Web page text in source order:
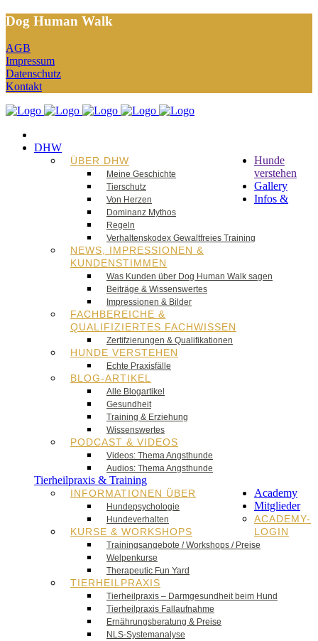
Dog Human Walk
AGB
Impressum
Datenschutz
Kontakt
DHW
ÜBER DHW
Meine Geschichte
Tierschutz
Von Herzen
Dominanz Mythos
Regeln
Verhaltenskodex Gewaltfreies Training
NEWS, IMPRESSIONEN &
KUNDENSTIMMEN
Was Kunden über Dog Human Walk sagen
Beiträge & Wissenswertes
Impressionen & Bilder
FACHBEREICHE &
QUALIFIZIERTES FACHWISSEN
Zertifzierungen & Qualifikationen
Hunde
verstehen
HUNDE VERSTEHEN
Echte Praxisfälle
BLOG-ARTIKEL
Alle Blogartikel
Gesundheit
Training & Erziehung
Wissenswertes
PODCAST & VIDEOS
Videos: Thema Angsthunde
Audios: Thema Angsthunde
Gallery
Infos &
Tierheilpraxis & Training
INFORMATIONEN ÜBER
Hundepsychologie
Hundeverhalten
KURSE & WORKSHOPS
Trainingsangebote / Workshops / Preise
Welpenkurse
Therapeutic Fun Yard
TIERHEILPRAXIS
Tierheilpraxis – Darmgesundheit beim Hund
Tierheilpraxis Fallaufnahme
Ernährungsberatung & Preise
NLS-Systemanalyse
Academy
Mitglieder
ACADEMY-
LOGIN